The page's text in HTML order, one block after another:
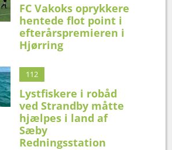
FC Vakoks oprykkere
hentede flot point i
efterårspremieren i
Hjørring
112
Lystfiskere i robåd
ved Strandby måtte
hjælpes i land af
Sæby
Redningsstation